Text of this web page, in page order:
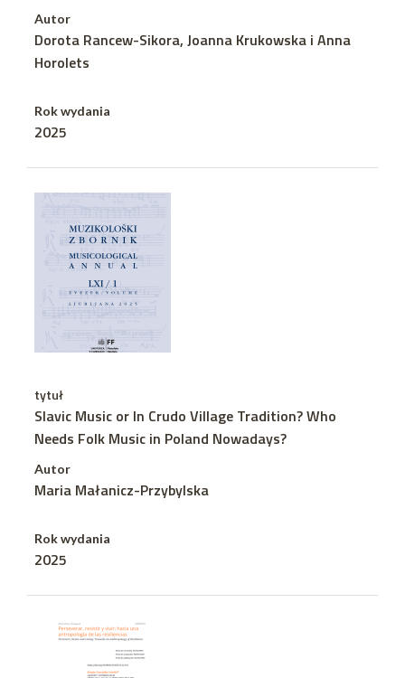
Autor
Dorota Rancew-Sikora, Joanna Krukowska i Anna
Horolets
Rok wydania
2025
tytuł
Slavic Music or In Crudo Village Tradition? Who
Needs Folk Music in Poland Nowadays?
Autor
Maria Małanicz-Przybylska
Rok wydania
2025